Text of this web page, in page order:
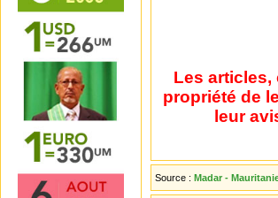
Les articles,
propriété de
leur
Source : Madar -